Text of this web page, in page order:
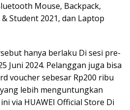
Mouse, Backpack,
Student 2021, dan Laptop
hanya berlaku Di sesi pre-
Juni 2024. Pelanggan juga bisa
voucher sebesar Rp200 ribu
lebih menguntungkan
via HUAWEI Official Store Di